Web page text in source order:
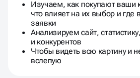
Изучаем, как покупают ваши
что влияет на их выбор и где
заявки
Анализируем сайт,
и конкурентов
Чтобы видеть всю картину и
вслепую